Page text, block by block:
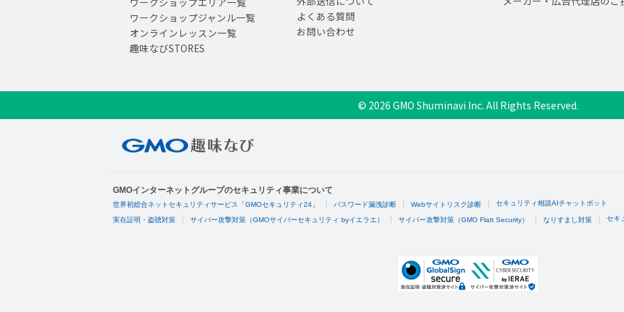
ワークショップジャンル一覧
オンラインレッスン一覧
趣味なびSTORES
よくある質問
お問い合わせ
© 2026 GMO Shuminavi Inc. All Rights Reserved.